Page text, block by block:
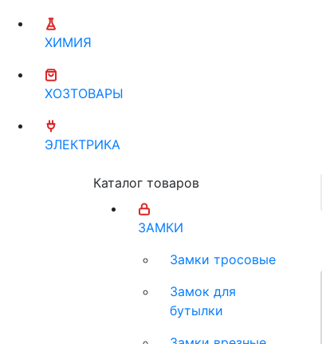
ХИМИЯ
ХОЗТОВАРЫ
ЭЛЕКТРИКА
Каталог товаров
ЗАМКИ
Замки тросовые
Замок для
бутылки